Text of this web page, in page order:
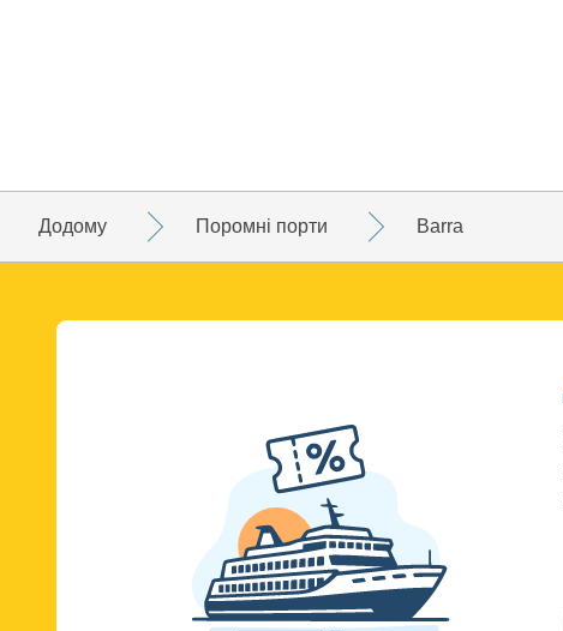
Додому Поромні порти Barra